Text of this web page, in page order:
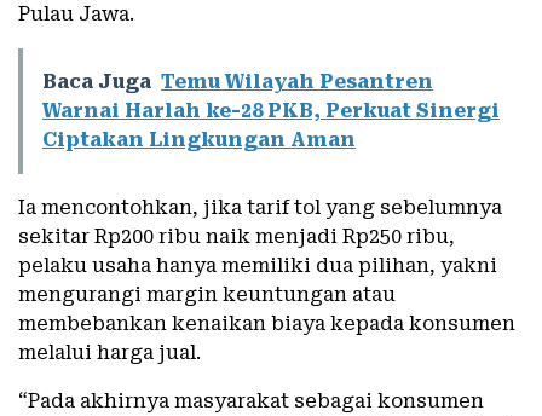
Pulau Jawa.
Baca Juga Temu Wilayah Pesantren
Warnai Harlah ke-28 PKB, Perkuat Sinergi
Ciptakan Lingkungan Aman
Ia mencontohkan, jika tarif tol yang sebelumnya
sekitar Rp200 ribu naik menjadi Rp250 ribu,
pelaku usaha hanya memiliki dua pilihan, yakni
mengurangi margin keuntungan atau
membebankan kenaikan biaya kepada konsumen
melalui harga jual.
“Pada akhirnya masyarakat sebagai konsumen